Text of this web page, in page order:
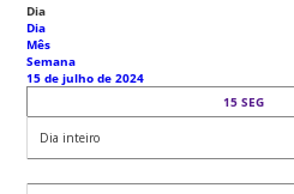
Dia
Dia
Mês
Semana
15 de julho de 2024
15 SEG
Dia inteiro